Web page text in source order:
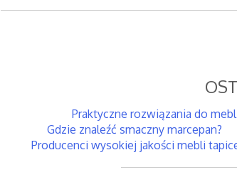
Praktyczne rozwiązania do
Gdzie znaleźć smaczny marcepan?
Producenci wysokiej jakości mebli